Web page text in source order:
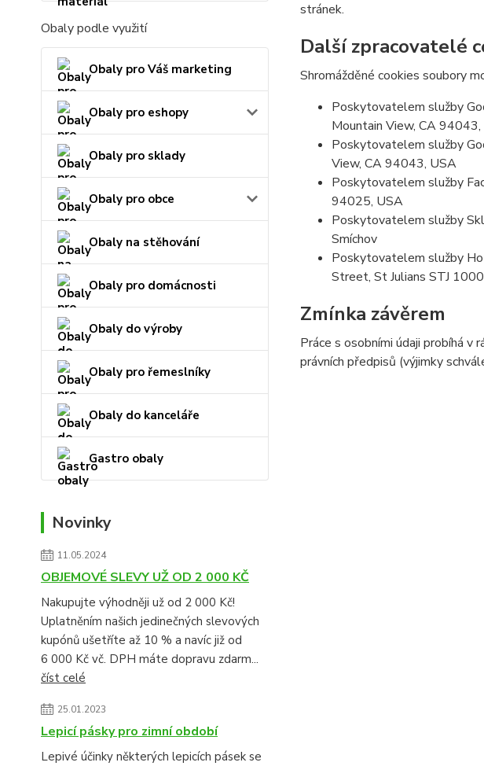
Obaly podle využití
Obaly pro Váš marketing
Obaly pro eshopy
Obaly pro sklady
Obaly pro obce
Obaly na stěhování
Obaly pro domácnosti
Obaly do výroby
Obaly pro řemeslníky
Obaly do kanceláře
Gastro obaly
Novinky
11.05.2024
OBJEMOVÉ SLEVY UŽ OD 2 000 KČ
Nakupujte výhodněji už od 2 000 Kč!
Uplatněním našich jedinečných slevových
kupónů ušetříte až 10 % a navíc již od
6 000 Kč vč. DPH máte dopravu zdarm...
číst celé
25.01.2023
Lepicí pásky pro zimní období
Lepivé účinky některých lepicích pásek se
stránek.
Další zpracovatelé
Shromážděné cookies soubory
Poskytovatelem služby
Mountain View, CA
Poskytovatelem služby
View, CA 94043, USA
Poskytovatelem služby
94025, USA
Poskytovatelem služby
Smíchov
Poskytovatelem služby
Street, St Julians STJ
Zmínka závěrem
Práce s osobními údaji probíhá v
právních předpisů (výjimky